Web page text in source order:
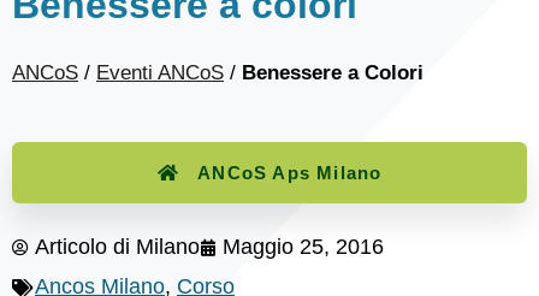
ANCoS / Eventi ANCoS / Benessere a Colori
ANCoS Aps Milano
Articolo di Milano
Maggio 25, 2016
Ancos Milano, Corso